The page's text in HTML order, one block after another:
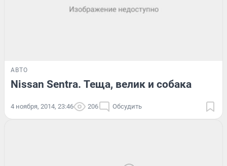
АВТО
Nissan Sentra. Теща, велик и собака
4 ноября, 2014, 23:46 206 Обсудить